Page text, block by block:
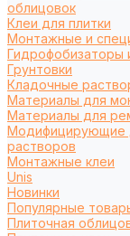
облицовок
Клеи для плитки
Монтажные и
Гидрофобизаторы
Грунтовки
Кладочные
Материалы для
Материалы для
Модифицирующие
растворов
Монтажные клеи
Unis
Новинки
Популярные
Плиточная